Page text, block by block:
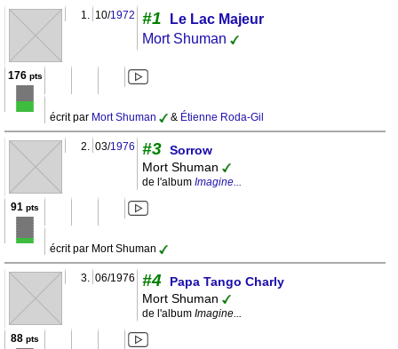
1. 10/1972 #1
Le Lac Majeur
Mort Shuman
176pts
écrit par Mort Shuman & Étienne Roda-Gil
2. 03/1976 #3 Sorrow
Mort Shuman
de l'album Imagine...
91 pts
écrit par Mort Shuman
3. 06/1976 #4
Papa Tango Charly
Mort Shuman
de l'album Imagine...
88 pts